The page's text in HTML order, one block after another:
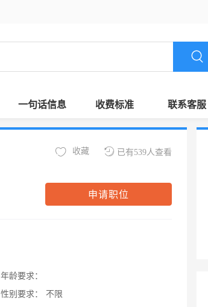
一句话信息 收费标准 联系客服
已有539人查看
收藏
申请职位
年龄要求：
性别要求：
不限